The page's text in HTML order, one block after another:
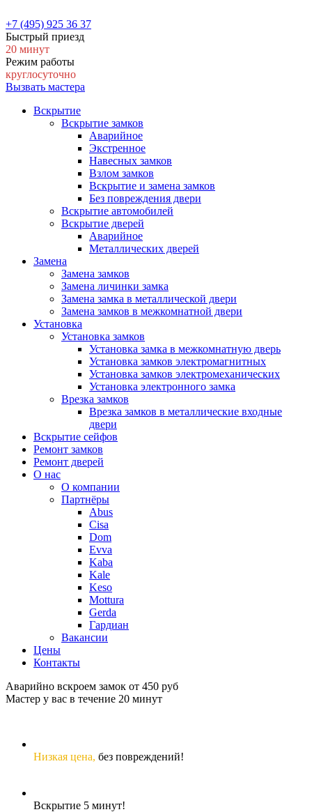
+7 (495) 925 36 37
Быстрый приезд
20 минут
Режим работы
круглосуточно
Вызвать мастера
Вскрытие
Вскрытие замков
Аварийное
Экстренное
Навесных замков
Взлом замков
Вскрытие и замена замков
Без повреждения двери
Вскрытие автомобилей
Вскрытие дверей
Аварийное
Металлических дверей
Замена
Замена замков
Замена личинки замка
Замена замка в металлической двери
Замена замков в межкомнатной двери
Установка
Установка замков
Установка замка в межкомнатную дверь
Установка замков электромагнитных
Установка замков электромеханических
Установка электронного замка
Врезка замков
Врезка замков в металлические входные
двери
Вскрытие сейфов
Ремонт замков
Ремонт дверей
О нас
О компании
Партнёры
Abus
Cisa
Dom
Evva
Kaba
Kale
Keso
Mottura
Gerda
Гардиан
Вакансии
Цены
Контакты
Аварийно вскроем замок от 450 руб
Мастер у вас в течение 20 минут
Низкая цена, без повреждений!
Вскрытие 5 минут!